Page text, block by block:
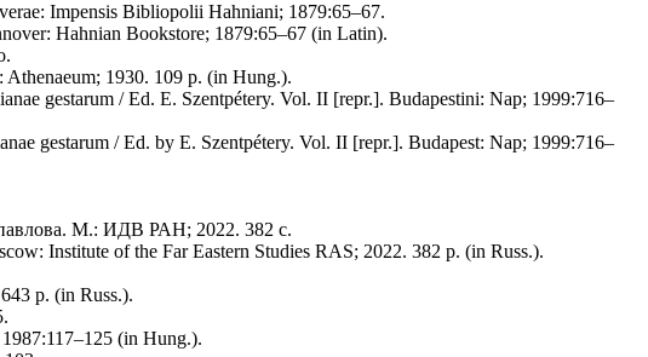
Impensis Bibliopolii Hahniani; 1879:65–67.
Hahnian Bookstore; 1879:65–67 (in Latin).
1930. 109 p. (in Hung.).
gestarum / Ed. E. Szentpétery. Vol. II [repr.]. Budapestini: Nap; 1999:716–
gestarum / Ed. by E. Szentpétery. Vol. II [repr.]. Budapest: Nap; 1999:716–
М.: ИДВ РАН; 2022. 382 с.
Institute of the Far Eastern Studies RAS; 2022. 382 p. (in Russ.).
p. (in Russ.).
(in Hung.).